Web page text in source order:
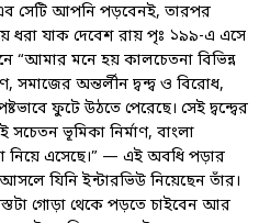
সেটি আপনি পড়বেনই, তারপর
ধরা যাক দেবেশ রায় পৃঃ ১৯৯-এ এসে
মনে হয় কালচেতনা বিভিন্ন
অন্তর্লীন দ্বন্দ্ব ও বিরোধ,
ফুটে উঠতে পেরেছে। সেই দ্বন্দ্বের
সচেতন ভূমিকা নির্মাণ, বাংলা
নিয়ে এসেছে।” — এই অবধি পড়ার
যিনি ইন্টারভিউ নিয়েছেন তাঁর।
গোড়া থেকে পড়তে চাইবেন আর